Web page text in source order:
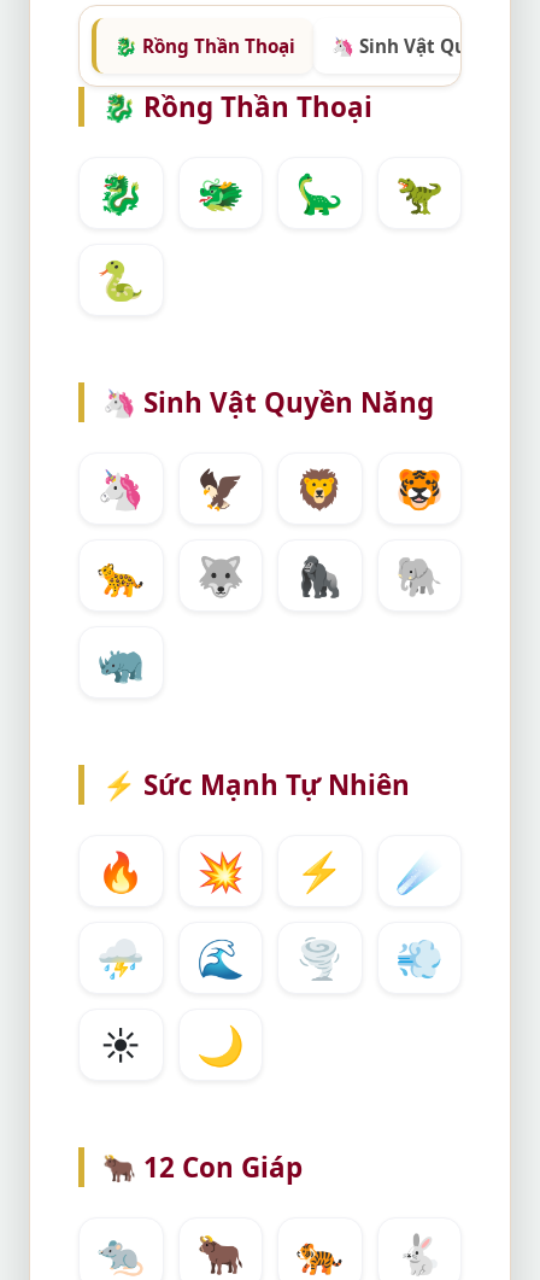
🐉 Rồng Thần Thoại 🦄 Sinh Vật Quyền
🐉 Rồng Thần Thoại
🐉 🐲 🦕
🦖
🐍
🦄 Sinh Vật Quyền Năng
🦄 🦅 🦁
🐯
🐆
🐺 🦍
🐘
🦏
⚡ Sức Mạnh Tự Nhiên
🔥 💥 ⚡
☄️
⛈️
🌊 🌪
💨
☀️
🌙
🐂 12 Con Giáp
🐀 🐂 🐅
🐇